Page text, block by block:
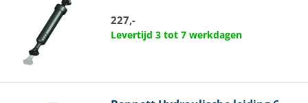
227,-
Levertijd 3 tot 7 werkdagen